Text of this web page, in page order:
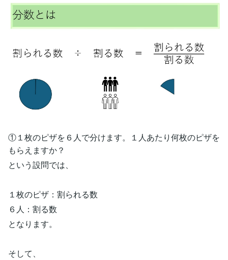
①１枚のピザを６人で分けます。１人あたり何枚のピザを
もらえますか？
という設問では、
１枚のピザ：割られる数
６人：割る数
となります。
そして、